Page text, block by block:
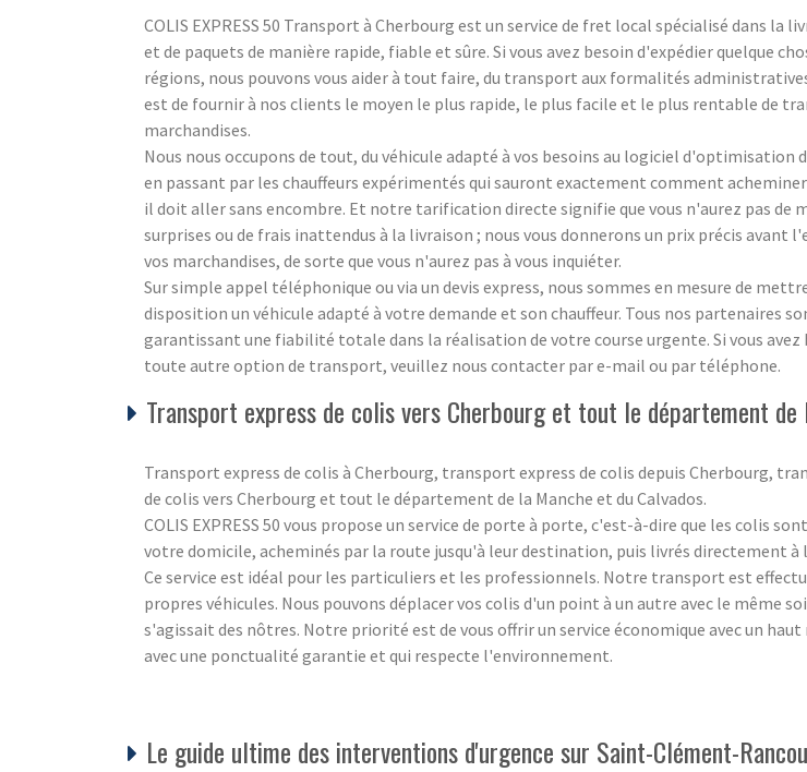
COLIS EXPRESS 50 Transport à Cherbourg est un service de fret local spécialisé dans la
et de paquets de manière rapide, fiable et sûre. Si vous avez besoin d'expédier quelque
régions, nous pouvons vous aider à tout faire, du transport aux formalités
est de fournir à nos clients le moyen le plus rapide, le plus facile et le plus rentable de
marchandises.
Nous nous occupons de tout, du véhicule adapté à vos besoins au logiciel d'optimisation
en passant par les chauffeurs expérimentés qui sauront exactement comment
il doit aller sans encombre. Et notre tarification directe signifie que vous n'aurez pas de
surprises ou de frais inattendus à la livraison ; nous vous donnerons un prix précis avant
vos marchandises, de sorte que vous n'aurez pas à vous inquiéter.
Sur simple appel téléphonique ou via un devis express, nous sommes en mesure de
disposition un véhicule adapté à votre demande et son chauffeur. Tous nos partenaires
garantissant une fiabilité totale dans la réalisation de votre course urgente. Si vous
toute autre option de transport, veuillez nous contacter par e-mail ou par téléphone.
Transport express de colis vers Cherbourg et tout le département de
Transport express de colis à Cherbourg, transport express de colis depuis Cherbourg,
de colis vers Cherbourg et tout le département de la Manche et du Calvados.
COLIS EXPRESS 50 vous propose un service de porte à porte, c'est-à-dire que les colis
votre domicile, acheminés par la route jusqu'à leur destination, puis livrés directement à
Ce service est idéal pour les particuliers et les professionnels. Notre transport est
propres véhicules. Nous pouvons déplacer vos colis d'un point à un autre avec le même
s'agissait des nôtres. Notre priorité est de vous offrir un service économique avec un haut
avec une ponctualité garantie et qui respecte l'environnement.
Le guide ultime des interventions d'urgence sur Saint-Clément-